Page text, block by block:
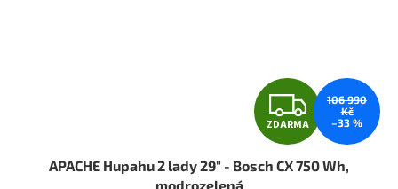
Z
D
A
ZDARMA
106 990
Kč
–33 %
APACHE Hupahu 2 lady 29" - Bosch CX 750 Wh,
modrozelená